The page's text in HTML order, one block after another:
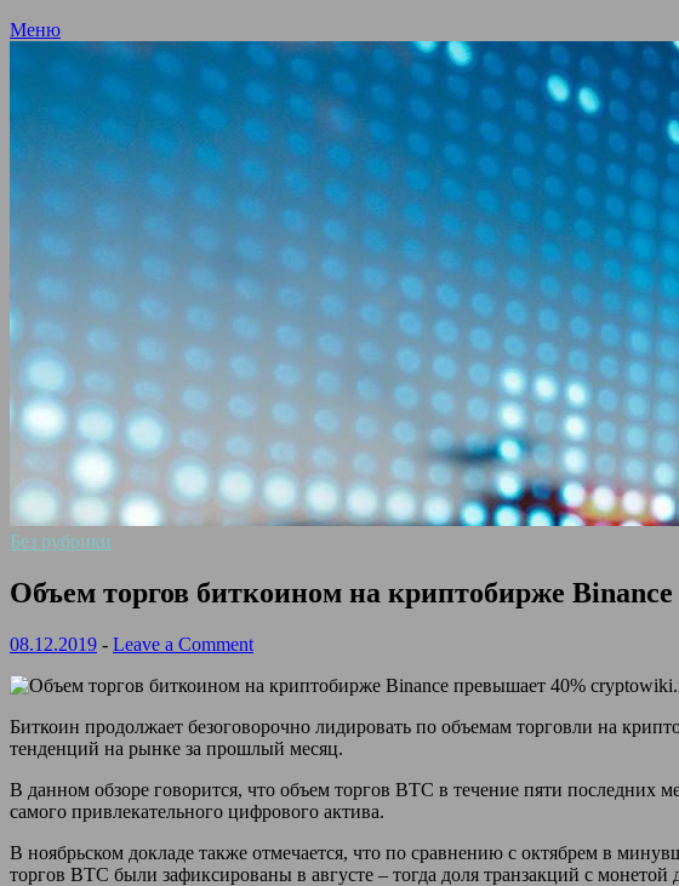
Меню
Без рубрики
Объем торгов биткоином на криптобирже
08.12.2019 - Leave a Comment
Биткоин продолжает безоговорочно лидировать по объемам торговли на
тенденций на рынке за прошлый месяц.
В данном обзоре говорится, что объем торгов BTC в течение пяти последних
самого привлекательного цифрового актива.
В ноябрьском докладе также отмечается, что по сравнению с октябрем в
торгов BTC были зафиксированы в августе – тогда доля транзакций с монетой